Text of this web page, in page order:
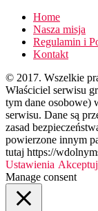
Home
Nasza misja
Regulamin i
Kontakt
© 2017. Wszelkie
Właściciel serwisu
tym dane osobowe)
serwisu. Dane są
zasad
powierzone innym
tutaj https://
Ustawienia
Manage consent